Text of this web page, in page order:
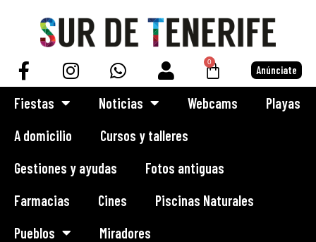
0
Anúnciate
Fiestas Noticias Webcams
Playas
A domicilio
Cursos y talleres
Gestiones y ayudas
Fotos antiguas
Farmacias
Cines
Piscinas Naturales
Pueblos
Miradores